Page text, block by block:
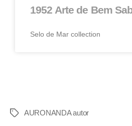
1952 Arte de Bem
Selo de Mar collection
AURONANDA autor